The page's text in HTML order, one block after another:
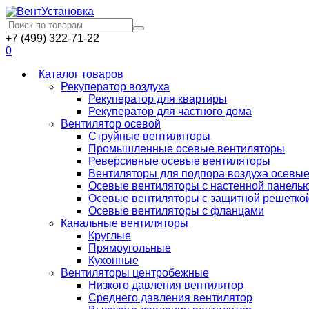
+7 (499) 322-71-22
0
Каталог товаров
Рекуператор воздуха
Рекуператор для квартиры
Рекуператор для частного дома
Вентилятор осевой
Струйные вентиляторы
Промышленные осевые вентиляторы
Реверсивные осевые вентиляторы
Вентиляторы для подпора воздуха осевые
Осевые вентиляторы с настенной
Осевые вентиляторы с защитной
Осевые вентиляторы с фланцами
Канальные вентиляторы
Круглые
Прямоугольные
Кухонные
Вентиляторы центробежные
Низкого давления вентилятор
Среднего давления вентилятор